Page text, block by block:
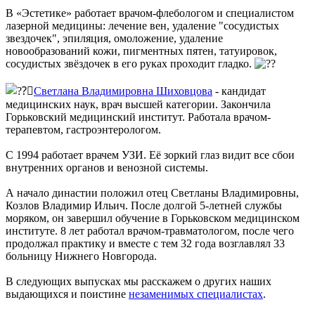
В «Эстетике» работает врачом-флебологом и специалистом
лазерной медицины: лечение вен, удаление "сосудистых
звездочек", эпиляция, омоложение, удаление
новообразований кожи, пигментных пятен, татуировок,
сосудистых звёздочек в его руках проходит гладко.
Светлана Владимировна Шиховцова - кандидат
медицинских наук, врач высшей категории. Закончила
Горьковский медицинский институт. Работала врачом-
терапевтом, гастроэнтерологом.
С 1994 работает врачем УЗИ. Её зоркий глаз видит все сбои
внутренних органов и венозной системы.
А начало династии положил отец Светланы Владимировны,
Козлов Владимир Ильич. После долгой 5-летней службы
моряком, он завершил обучение в Горьковском медицинском
институте. 8 лет работал врачом-травматологом, после чего
продолжал практику и вместе с тем 32 года возглавлял 33
больницу Нижнего Новгорода.
В следующих выпусках мы расскажем о других наших
выдающихся и поистине незаменимых специалистах.